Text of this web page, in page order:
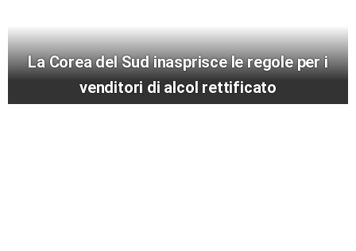
La Corea del Sud inasprisce le regole per i
venditori di alcol rettificato